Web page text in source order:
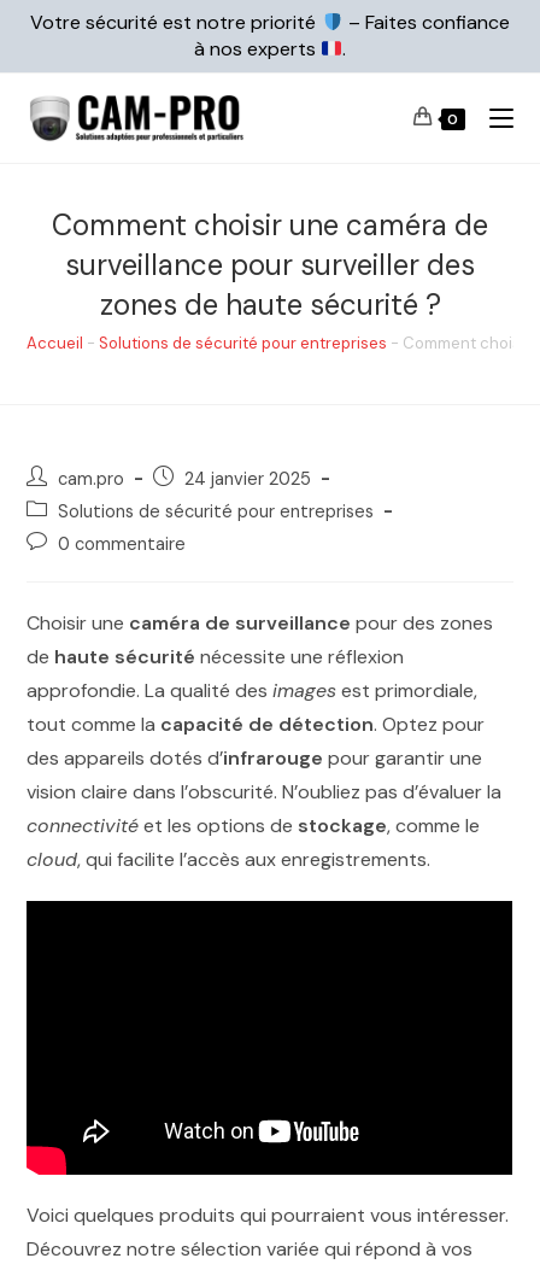
Votre sécurité est notre priorité
– Faites confiance
à nos experts
.
0
Comment choisir une caméra de
surveillance pour surveiller des
zones de haute sécurité ?
Accueil -Solutions de sécurité pour entreprises - Comment choisir
cam.pro
24 janvier 2025
Solutions de sécurité pour entreprises
0 commentaire
Choisir une caméra de surveillance pour des zones
de haute sécurité nécessite une réflexion
approfondie. La qualité desimagesest primordiale,
tout comme la capacité de détection. Optez pour
des appareils dotés d’infrarouge pour garantir une
vision claire dans l’obscurité. N’oubliez pas d’évaluer la
connectivitéet les options de stockage, comme le
cloud, qui facilite l’accès aux enregistrements.
Voici quelques produits qui pourraient vous intéresser.
Découvrez notre sélection variée qui répond à vos